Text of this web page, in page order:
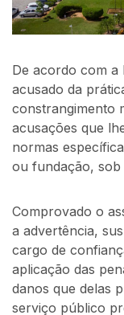
De acordo com a
acusado da
constrangimento
acusações que
normas
ou fundação, sob
Comprovado o
a advertência,
cargo de
aplicação das
danos que delas
serviço público